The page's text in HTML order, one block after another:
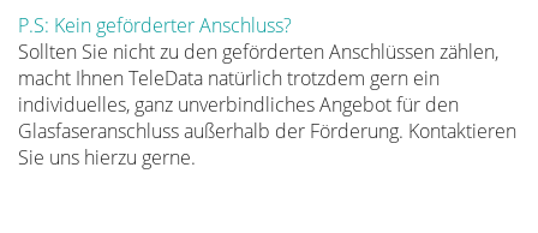
P.S: Kein geförderter Anschluss?
Sollten Sie nicht zu den geförderten Anschlüssen zählen,
macht Ihnen TeleData natürlich trotzdem gern ein
individuelles, ganz unverbindliches Angebot für den
Glasfaseranschluss außerhalb der Förderung. Kontaktieren
Sie uns hierzu gerne.